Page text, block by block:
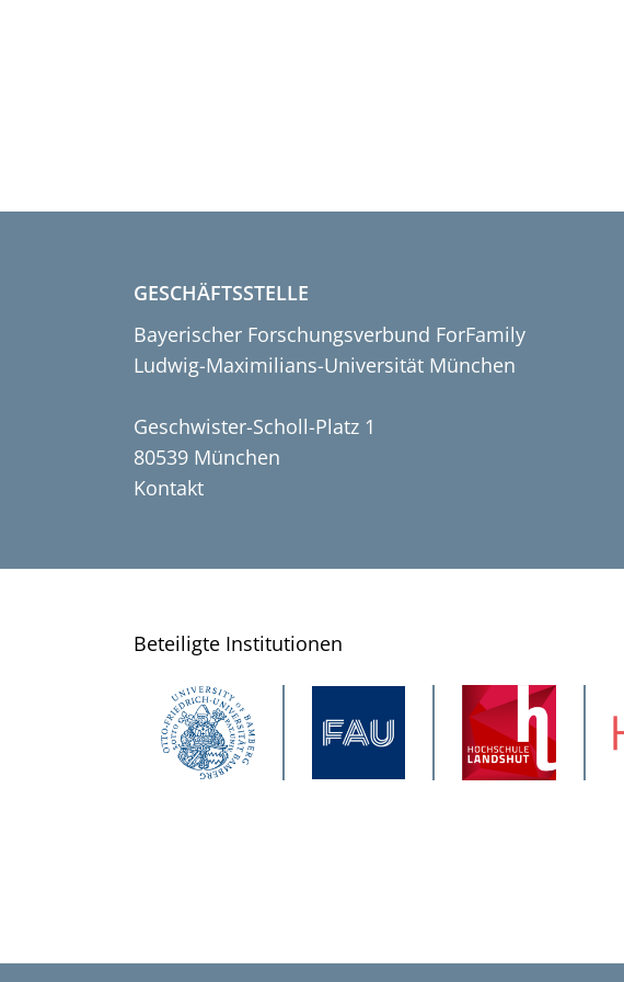
GESCHÄFTSSTELLE
Bayerischer Forschungsverbund ForFamily
Ludwig-Maximilians-Universität München
Geschwister-Scholl-Platz 1
80539 München
Kontakt
Beteiligte Institutionen